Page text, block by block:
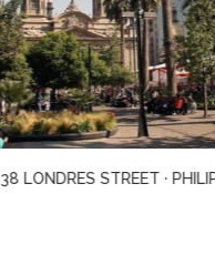
38 LONDRES STREET ·